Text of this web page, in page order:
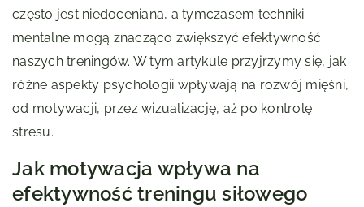
często jest niedoceniana, a tymczasem techniki
mentalne mogą znacząco zwiększyć efektywność
naszych treningów. W tym artykule przyjrzymy się, jak
różne aspekty psychologii wpływają na rozwój mięśni,
od motywacji, przez wizualizację, aż po kontrolę
stresu.
Jak motywacja wpływa na
efektywność treningu siłowego